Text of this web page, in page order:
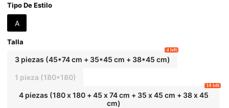
cidental, tela de poliéster lavable, impermeable y
duradera, decoración para el hogar, dormitorio y
baño
Tipo De Estilo
A
Talla
3 piezas (45*74 cm + 35*45 cm + 38*45 cm)
4 left
1 pieza (180*180)
4 piezas (180 x 180 + 45 x 74 cm + 35 x 45 cm + 38 x 45
cm)
10 left